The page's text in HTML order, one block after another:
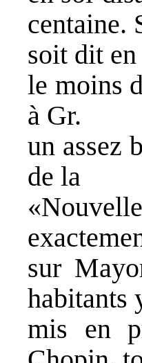
centaine.
soit dit en
le moins
à Gr.
un assez
de la
sur
habitants
mis en